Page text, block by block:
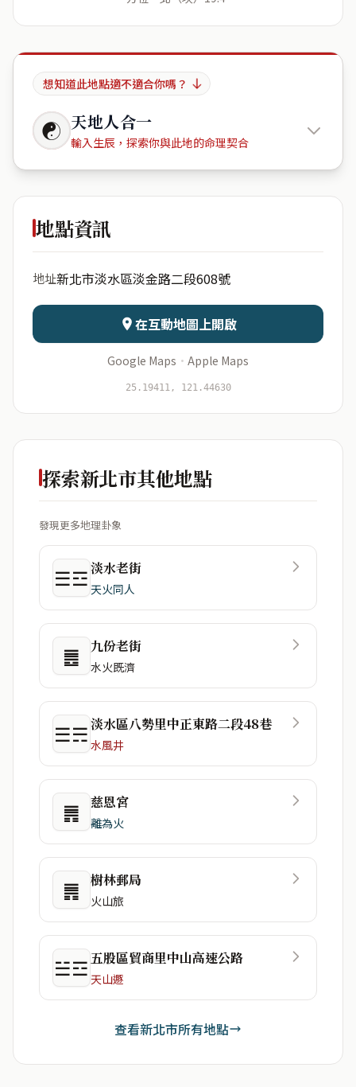
想知道此地點適不適合你嗎？
☯ 天地人合一
輸入生辰，探索你與此地的命理契合
峇里vita
日期 出生時辰
資料僅用於即時分析，不會儲存於伺服器
地點資訊
地址新北市淡水區淡金路二段608號
在互動地圖上開啟
Google Maps · Apple Maps
25.19411, 121.44630
探索新北市其他地點
發現更多地理卦象
☰☲淡水老街
天火同人
䷌ 九份老街
水火既濟
☰☴淡水區八勢里中正東路二段48巷
水風井
䷠ 慈恩宮
離為火
䷠ 樹林郵局
火山旅
☱☲ 五股區貿商里中山高速公路
天山遯
查看新北市所有地點